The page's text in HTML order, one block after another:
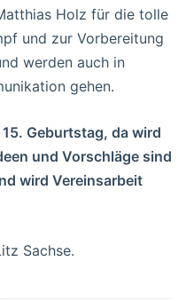
Holz für die tolle
und zur Vorbereitung
werden auch in
gehen.
Geburtstag, da wird
und Vorschläge sind
wird Vereinsarbeit
Sachse.